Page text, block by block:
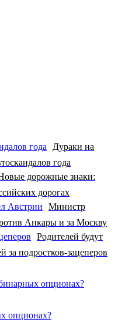
Дураки на
года
дорожные знаки:
дорогах
Министр
Анкары и за Москву
Родителей будут
за подростков-зацеперов
опционах?